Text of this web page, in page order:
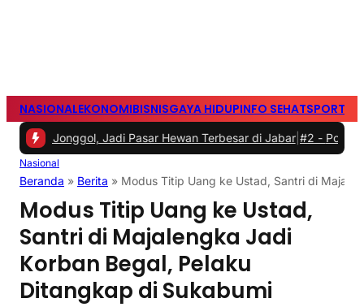
NASIONALEKONOMIBISNISGAYA HIDUPINFO SEHATSPORTS
Jadi Pasar Hewan Terbesar di Jabar|#2 -Polisi Olah TKP
Nasional
Beranda » Berita » Modus Titip Uang ke Ustad, Santri di
Modus Titip Uang ke Ustad,
Santri di Majalengka Jadi
Korban Begal, Pelaku
Ditangkap di Sukabumi